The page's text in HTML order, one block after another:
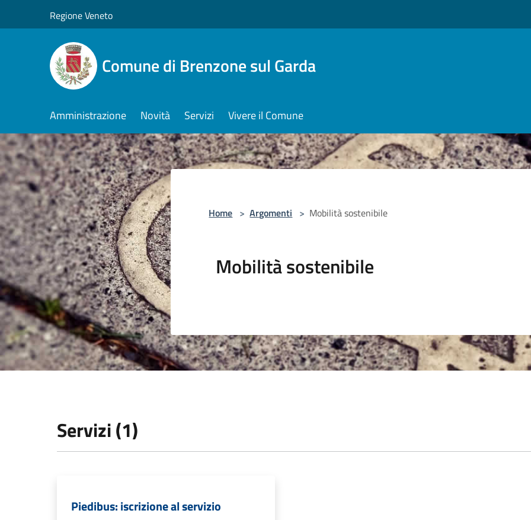
Regione Veneto
Comune di Brenzone sul Garda
Amministrazione Novità Servizi Vivere il Comune
Home > Argomenti > Mobilità sostenibile
Mobilità sostenibile
Servizi (1)
Piedibus: iscrizione al servizio